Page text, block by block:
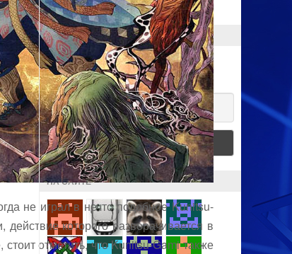
не играл в нечто подобное Kunitsu-
которого разворачивается в
отметить, что Kunitsu-Gami также
ПОДПИСКА
Хочешь получать новости?
Email
НА САЙТЕ